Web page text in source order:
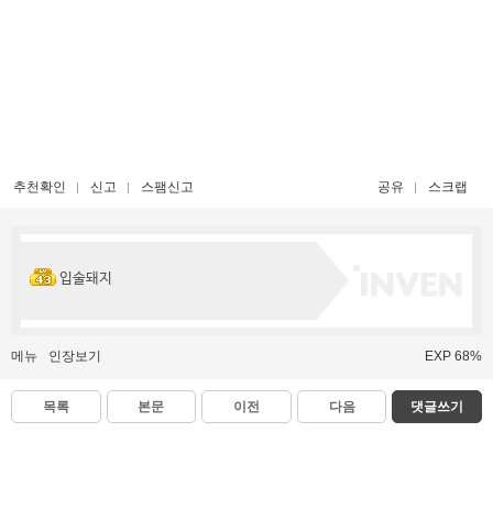
추천확인 신고 스팸신고 공유 스크랩
입술돼지
메뉴 인장보기 EXP 68%
목록 본문 이전 다음 댓글쓰기